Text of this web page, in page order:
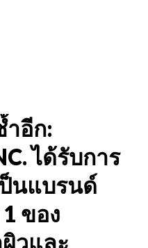
ำอีก:
ได้รับการ
นแบรนด์
ของ
วและ